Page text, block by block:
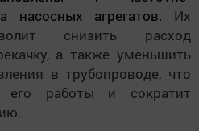
насосных агрегатов. Их
снизить расход
а также уменьшить
в трубопроводе, что
его работы и сократит